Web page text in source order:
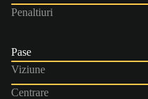
Penaltiuri
Pase
Viziune
Centrare